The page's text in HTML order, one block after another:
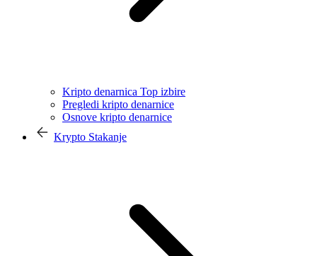
Kripto denarnica Top izbire
Pregledi kripto denarnice
Osnove kripto denarnice
Krypto Stakanje